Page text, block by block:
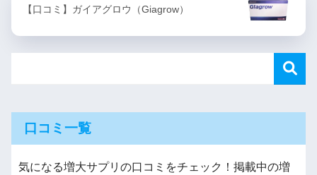
【口コミ】ガイアグロウ（Giagrow）
口コミ一覧
気になる増大サプリの口コミをチェック！掲載中の増